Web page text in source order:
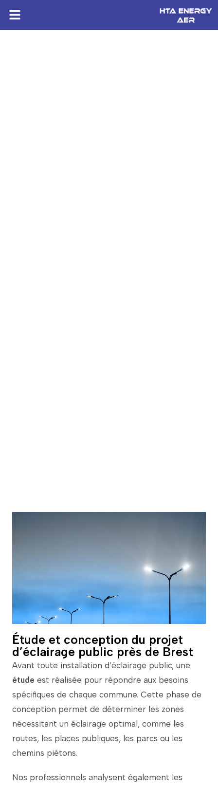
Étude et conception du projet
d’éclairage public près de Brest
Avant toute installation d’éclairage public, une
étude est réalisée pour répondre aux besoins
spécifiques de chaque commune. Cette phase de
conception permet de déterminer les zones
nécessitant un éclairage optimal, comme les
routes, les places publiques, les parcs ou les
chemins piétons.
Nos professionnels analysent également les